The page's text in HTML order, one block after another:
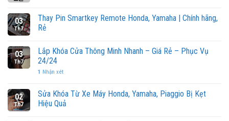
03
Th7
Thay Pin Smartkey Remote Honda, Yamaha | Chính hãng,
Rẻ
03
Th7
Lắp Khóa Cửa Thông Minh Nhanh – Giá Rẻ – Phục Vụ
24/24
1 Nhận xét
02
Th7
Sửa Khóa Từ Xe Máy Honda, Yamaha, Piaggio Bị Kẹt
Hiệu Quả